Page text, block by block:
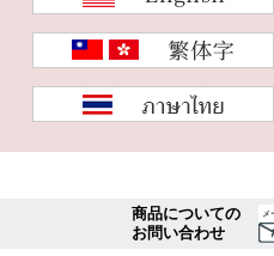
商品についての
お問い合わせ
メ